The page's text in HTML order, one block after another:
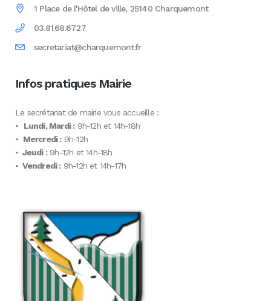
1 Place de l'Hôtel de ville, 25140 Charquemont
03.81.68.67.27
secretariat@charquemont.fr
Infos pratiques Mairie
Le secrétariat de mairie vous accueille :
• Lundi, Mardi :9h-12h et 14h-18h
• Mercredi :9h-12h
• Jeudi :9h-12h et 14h-18h
• Vendredi :9h-12h et 14h-17h